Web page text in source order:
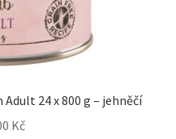
Adult 24 x 800 g – jehněčí
Kč